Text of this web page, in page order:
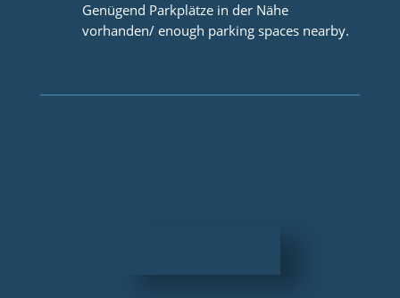
Genügend Parkplätze in der Nähe
vorhanden/ enough parking spaces nearby.